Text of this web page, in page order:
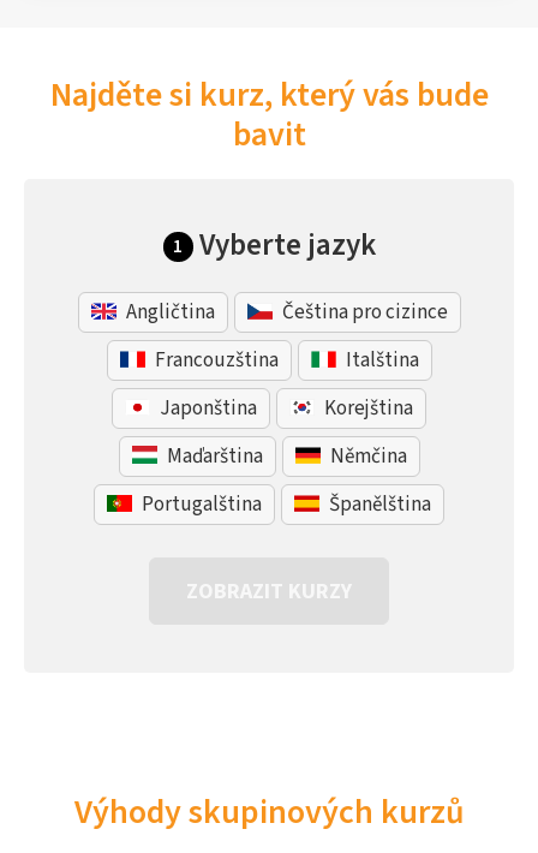
Najděte si kurz, který vás bude
bavit
1 Vyberte jazyk
Angličtina
Čeština pro cizince
Francouzština
Italština
Japonština
Korejština
Maďarština
Němčina
Portugalština
Španělština
ZOBRAZIT KURZY
Výhody skupinových kurzů